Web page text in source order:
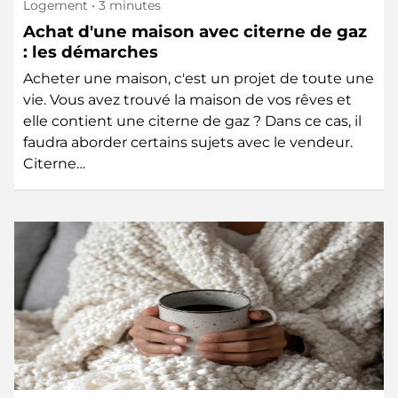
Logement • 3 minutes
Achat d'une maison avec citerne de gaz
: les démarches
Acheter une maison, c'est un projet de toute une
vie. Vous avez trouvé la maison de vos rêves et
elle contient une citerne de gaz ? Dans ce cas, il
faudra aborder certains sujets avec le vendeur.
Citerne…